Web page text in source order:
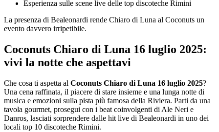
Esperienza sulle scene live delle top discoteche Rimini
La presenza di Bealeonardi rende Chiaro di Luna al Coconuts un
evento davvero irripetibile.
Coconuts Chiaro di Luna 16 luglio 2025:
vivi la notte che aspettavi
Che cosa ti aspetta al Coconuts Chiaro di Luna 16 luglio 2025?
Una cena raffinata, il piacere di stare insieme e una lunga notte di
musica e emozioni sulla pista più famosa della Riviera. Parti da una
tavola gourmet, prosegui con i beat coinvolgenti di Ale Neri e
Danros, lasciati sorprendere dalle hit live di Bealeonardi in uno dei
locali top 10 discoteche Rimini.